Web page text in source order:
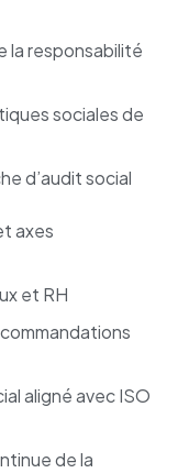
la responsabilité
sociales de
d’audit social
axes
et RH
aligné avec ISO
de la